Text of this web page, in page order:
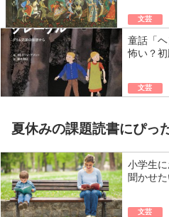
文芸
童話「
怖い？
文芸
夏休みの課題読書にぴっ
小学生
聞かせ
文芸